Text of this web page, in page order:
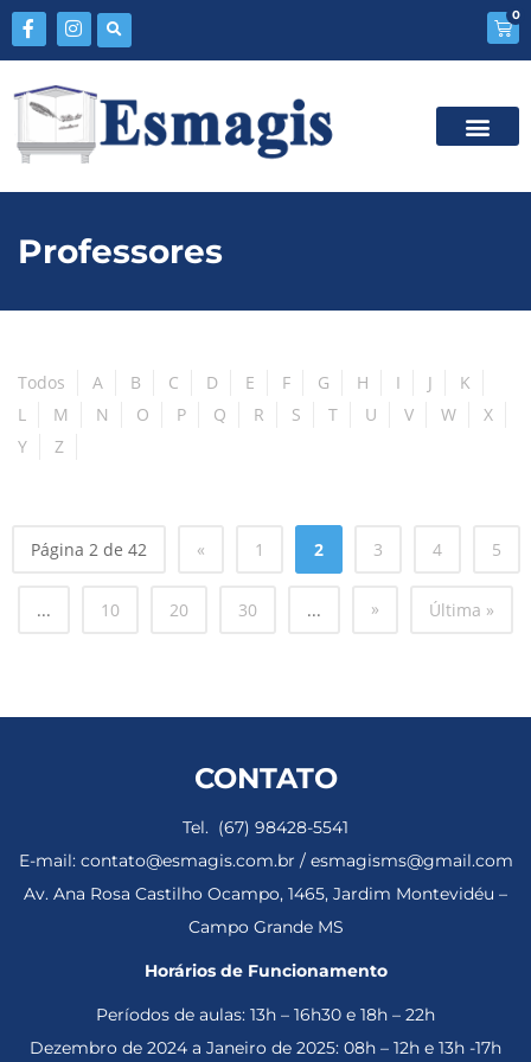
0
Professores
Todos A B C D E F G H I J
K
L
M N O P Q R S T U V W
X
Y
Z
Página 2 de 42 « 1 2 3 4 5
... 10 20 30 ... » Última »
CONTATO
Tel. (67) 98428-5541
E-mail: contato@esmagis.com.br / esmagisms@gmail.com
Av. Ana Rosa Castilho Ocampo, 1465, Jardim Montevidéu –
Campo Grande MS
Horários de Funcionamento
Períodos de aulas: 13h – 16h30 e 18h – 22h
Dezembro de 2024 a Janeiro de 2025: 08h – 12h e 13h -17h